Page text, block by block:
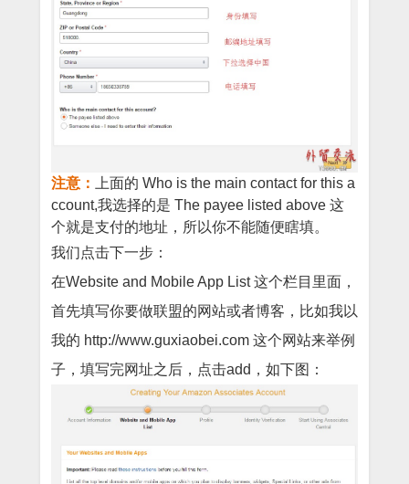
注意：
上面的 Who is the main contact for this a
ccount,我选择的是 The payee listed above 这
个就是支付的地址，所以你不能随便瞎填。
我们点击下一步：
在Website and Mobile App List 这个栏目里面，
首先填写你要做联盟的网站或者博客，比如我以
我的 http://www.guxiaobei.com 这个网站来举例
子，填写完网址之后，点击add，如下图：